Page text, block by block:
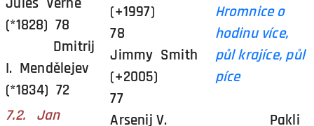
(*1828) 78
Dmitrij
I. Mendělejev
(*1834) 72
7.2. Jan
(+1997)
78
Jimmy Smith
(+2005)
77
Arsenij V.
Hromnice o
hodinu více,
půl krajíce, půl
píce
Pakli